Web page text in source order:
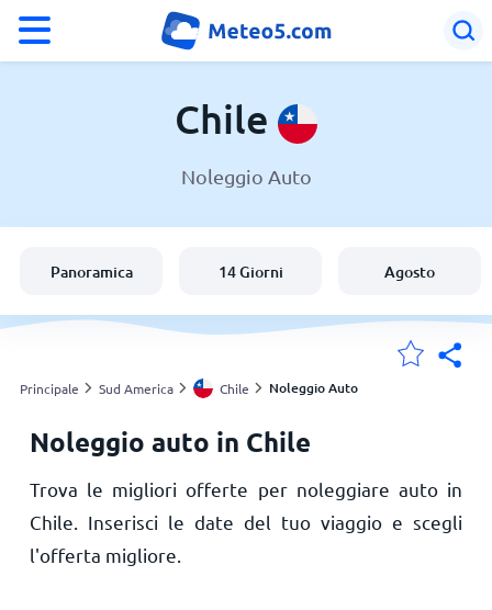
Italia
Svizzera
Le mie località
Principale
Chile
Noleggio Auto
Panoramica 14 Giorni Agosto
Principale Sud America Chile Noleggio Auto
Noleggio auto in Chile
Trova le migliori offerte per noleggiare auto in
Chile. Inserisci le date del tuo viaggio e scegli
l'offerta migliore.